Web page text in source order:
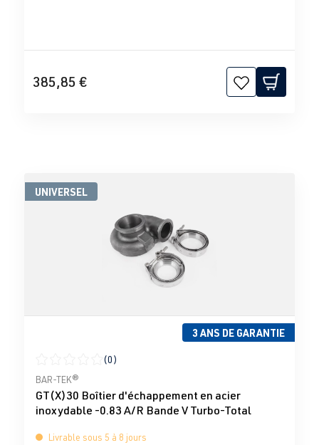
385,85 €
UNIVERSEL
3 ANS DE GARANTIE
Note moyenne de 0 sur 5 étoiles
(0)
BAR-TEK®
GT(X)30 Boîtier d'échappement en acier
inoxydable -0.83 A/R Bande V Turbo-Total
Livrable sous 5 à 8 jours